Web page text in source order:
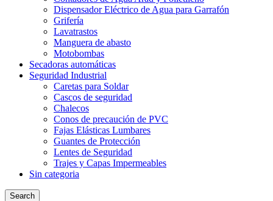
Dispensador Eléctrico de Agua para Garrafón
Grifería
Lavatrastos
Manguera de abasto
Motobombas
Secadoras automáticas
Seguridad Industrial
Caretas para Soldar
Cascos de seguridad
Chalecos
Conos de precaución de PVC
Fajas Elásticas Lumbares
Guantes de Protección
Lentes de Seguridad
Trajes y Capas Impermeables
Sin categoria
Search